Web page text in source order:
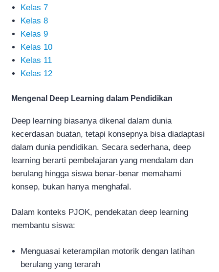
Kelas 7
Kelas 8
Kelas 9
Kelas 10
Kelas 11
Kelas 12
Mengenal Deep Learning dalam Pendidikan
Deep learning biasanya dikenal dalam dunia
kecerdasan buatan, tetapi konsepnya bisa diadaptasi
dalam dunia pendidikan. Secara sederhana, deep
learning berarti pembelajaran yang mendalam dan
berulang hingga siswa benar-benar memahami
konsep, bukan hanya menghafal.
Dalam konteks PJOK, pendekatan deep learning
membantu siswa:
Menguasai keterampilan motorik dengan latihan
berulang yang terarah